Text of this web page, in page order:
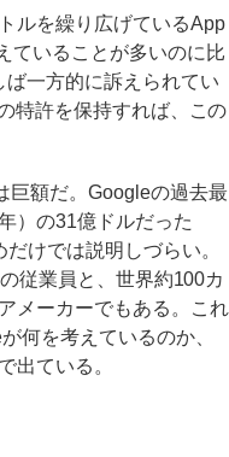
ルを繰り広げているApp
ていることが多いのに比
一方的に訴えられてい
特許を保持すれば、この
額だ。Googleの過去最
）の31億ドルだった
けでは説明しづらい。
従業員と、世界約100カ
メーカーでもある。これ
何を考えているのか、
出ている。